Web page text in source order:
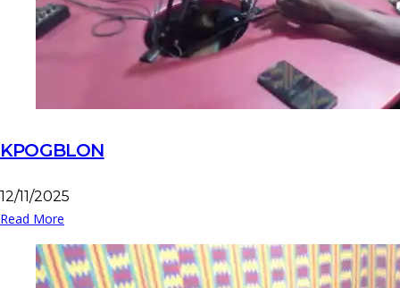
KPOGBLON
12/11/2025
Read More